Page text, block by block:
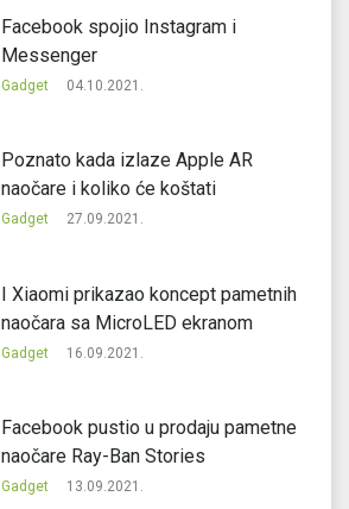
Facebook spojio Instagram i
Messenger
Gadget 04.10.2021.
Poznato kada izlaze Apple AR
naočare i koliko će koštati
Gadget 27.09.2021.
I Xiaomi prikazao koncept pametnih
naočara sa MicroLED ekranom
Gadget 16.09.2021.
Facebook pustio u prodaju pametne
naočare Ray-Ban Stories
Gadget 13.09.2021.